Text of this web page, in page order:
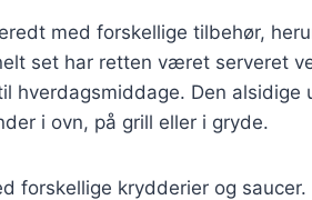
med forskellige tilbehør,
set har retten været serveret
hverdagsmiddage. Den alsidige
i ovn, på grill eller i gryde.
forskellige krydderier og